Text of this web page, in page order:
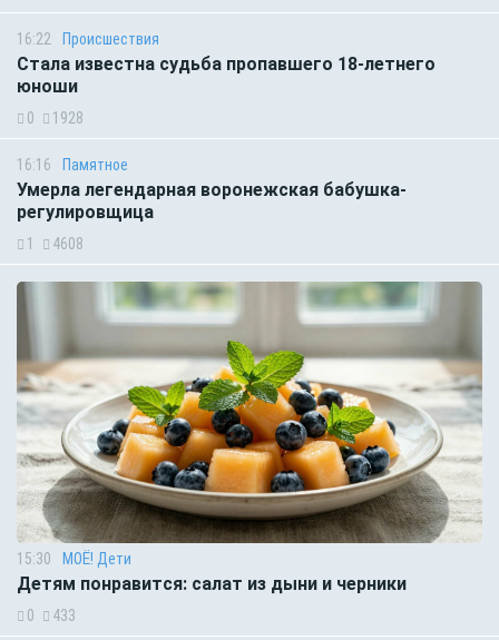
16:22 Происшествия
Стала известна судьба пропавшего 18-летнего
юноши
0 1928
16:16 Памятное
Умерла легендарная воронежская бабушка-
регулировщица
1 4608
15:30 МОЁ! Дети
Детям понравится: салат из дыни и черники
0 433